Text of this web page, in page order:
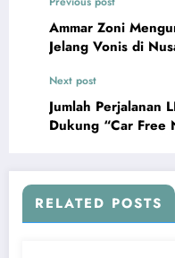
Ammar Zoni
Jelang Vonis di
Next post
Jumlah Perjalanan
Dukung “Car Free
RELATED POSTS